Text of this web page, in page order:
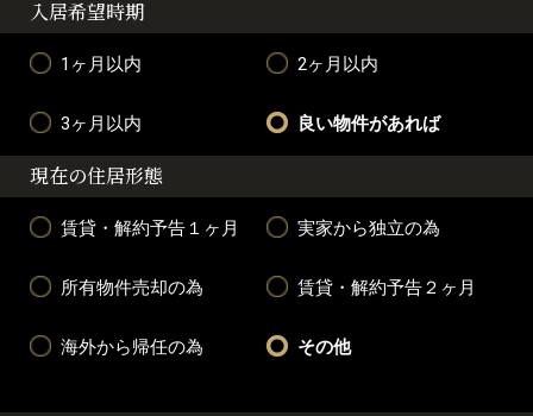
入居希望時期
1ヶ月以内 2ヶ月以内
3ヶ月以内 良い物件があれば
現在の住居形態
賃貸・解約予告１ヶ月 実家から独立の為
所有物件売却の為 賃貸・解約予告２ヶ月
海外から帰任の為 その他